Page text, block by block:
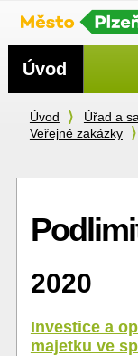
Úvod Úřad a
Veřejné zakázky
2020
Investice a
majetku ve
Navigace
Úvod